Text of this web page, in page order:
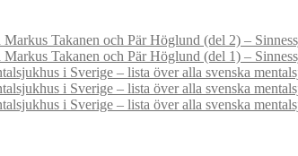
Takanen och Pär Höglund (del 2) –
Takanen och Pär Höglund (del 1) –
i Sverige – lista över alla svenska
i Sverige – lista över alla svenska
i Sverige – lista över alla svenska